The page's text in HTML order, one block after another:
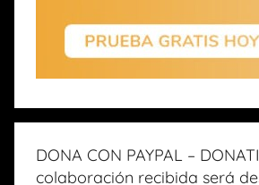
DONA CON PAYPAL –
colaboración recibida será